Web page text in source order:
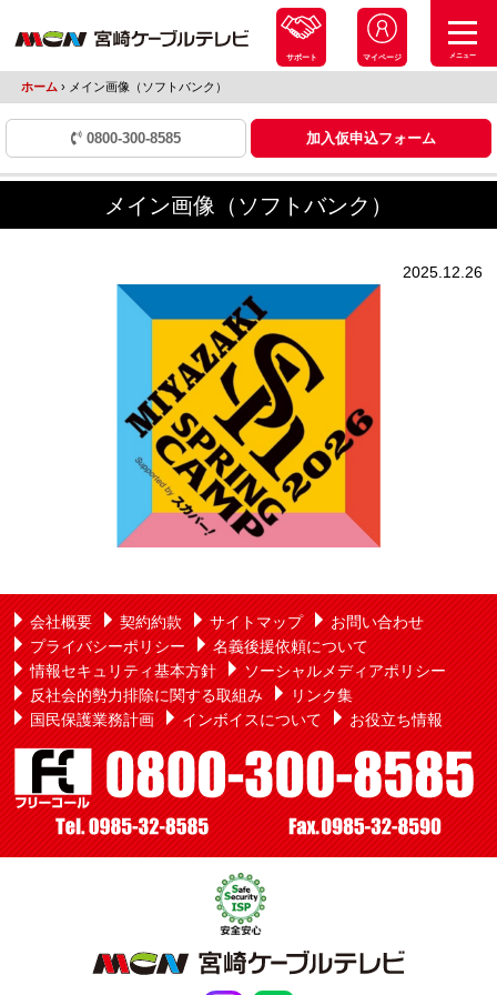
サポート マイページ メニュー
ホーム ›メイン画像（ソフトバンク）
0800-300-8585 加入仮申込フォーム
メイン画像（ソフトバンク）
2025.12.26
会社概要 契約約款 サイトマップ
お問い合わせ
プライバシーポリシー
名義後援依頼について
情報セキュリティ基本方針
ソーシャルメディアポリシー
反社会的勢力排除に関する取組み
リンク集
国民保護業務計画
インボイスについて お役立ち情報